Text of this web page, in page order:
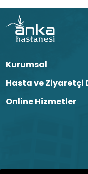
Kurumsal
Hasta ve Ziyaretçi
Online Hizmetler